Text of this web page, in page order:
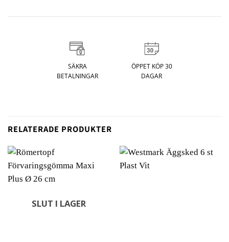
SÄKRA
BETALNINGAR
ÖPPET KÖP 30
DAGAR
RELATERADE PRODUKTER
SLUT I LAGER